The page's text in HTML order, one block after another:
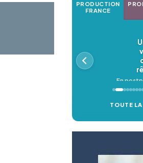
PRODUCTION
FRANCE
En
TOUTE